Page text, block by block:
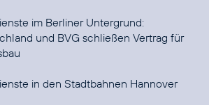
und BVG schließen Vertrag für
in den Stadtbahnen Hannover